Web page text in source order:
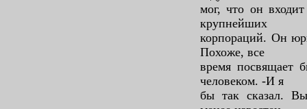
мог, что он
крупнейших
корпораций. Он
Похоже, все
время посвящает
человеком. -И я
бы так сказал.